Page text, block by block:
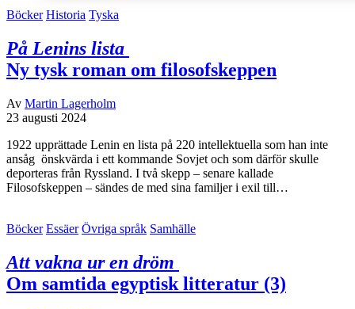
Böcker Historia Tyska
På Lenins lista
Ny tysk roman om filosofskeppen
Av Martin Lagerholm
23 augusti 2024
1922 upprättade Lenin en lista på 220 intellektuella som han inte
ansåg önskvärda i ett kommande Sovjet och som därför skulle
deporteras från Ryssland. I två skepp – senare kallade
Filosofskeppen – sändes de med sina familjer i exil till…
Böcker Essäer Övriga språk Samhälle
Att vakna ur en dröm
Om samtida egyptisk litteratur (3)